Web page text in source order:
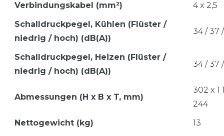
Verbindungskabel (mm²)
4 x 2,5
Schalldruckpegel, Kühlen (Flüster /
niedrig / hoch) (dB(A))
34 / 37
Schalldruckpegel, Heizen (Flüster /
niedrig / hoch) (dB(A))
34 / 37
Abmessungen (H x B x T, mm)
302 x 1
244
Nettogewicht (kg)
13